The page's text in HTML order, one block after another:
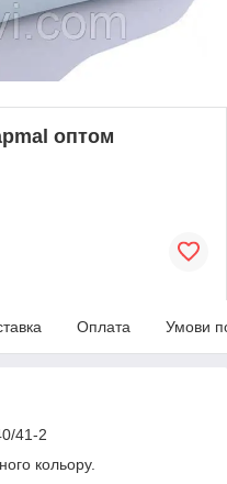
оптом
Оплата Умови
41-2
кольору.